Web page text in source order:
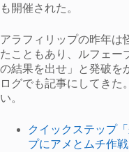
も開催された。
アラフィリップの昨年は
たこともあり、ルフェー
の結果を出せ」と発破を
ログでも記事にしてきた
い。
クイックステップ
プにアメとムチ作戦